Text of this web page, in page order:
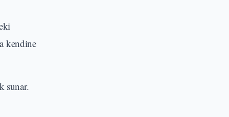
kendine
sunar.